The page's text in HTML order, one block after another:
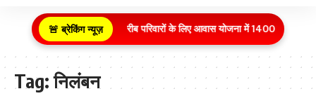
🚨 ब्रेकिंग न्यूज़
ग्रामीण क्षेत्र के गरीब परिवारों के लिए आवास योजना में 1400 करोड़ रुपये
Tag:निलंबन